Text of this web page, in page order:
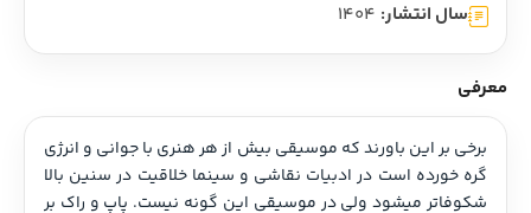
سال انتشار: 1404
معرفی